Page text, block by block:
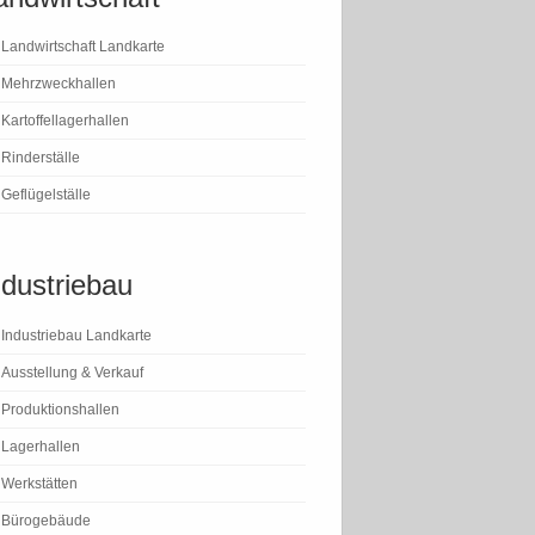
Landwirtschaft Landkarte
Mehrzweckhallen
Kartoffellagerhallen
Rinderställe
Geflügelställe
Industriebau Landkarte
Ausstellung & Verkauf
Produktionshallen
Lagerhallen
Werkstätten
Bürogebäude